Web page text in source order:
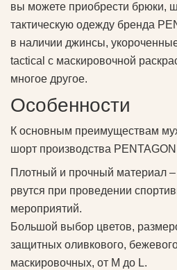
вы можете приобрести брюки,
тактическую одежду бренда
в наличии джинсы,
tactical с маскировочной
многое другое.
Особенности
К основным преимуществам
шорт производства PENTAGON
Плотный и прочный материал
рвутся при проведении
мероприятий.
Большой выбор цветов,
защитных оливкового,
маскировочных, от M до L.